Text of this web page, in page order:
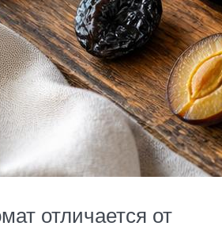
отличается от